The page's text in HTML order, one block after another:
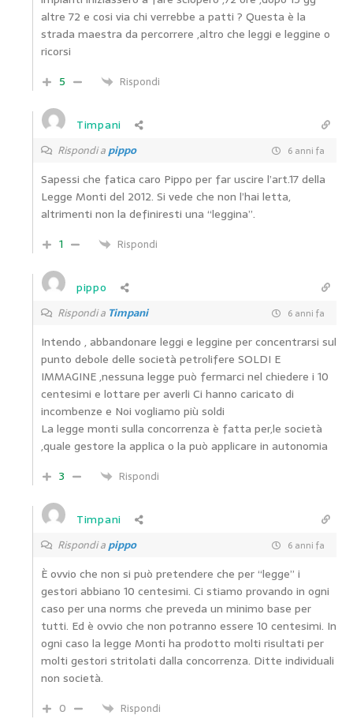
altre 72 e cosi via chi verrebbe a patti ? Questa è la
strada maestra da percorrere ,altro che leggi e leggine o
ricorsi
5
Rispondi
Timpani
Rispondi apippo 6 anni fa
Sapessi che fatica caro Pippo per far uscire l’art.17 della
Legge Monti del 2012. Si vede che non l’hai letta,
altrimenti non la definiresti una “leggina”.
1
Rispondi
pippo
Rispondi a Timpani 6 anni fa
Intendo , abbandonare leggi e leggine per concentrarsi sul
punto debole delle società petrolifere SOLDI E
IMMAGINE ,nessuna legge può fermarci nel chiedere i 10
centesimi e lottare per averli Ci hanno caricato di
incombenze e Noi vogliamo più soldi
La legge monti sulla concorrenza è fatta per,le società
,quale gestore la applica o la può applicare in autonomia
3
Rispondi
Timpani
Rispondi apippo 6 anni fa
È ovvio che non si può pretendere che per “legge” i
gestori abbiano 10 centesimi. Ci stiamo provando in ogni
caso per una norms che preveda un minimo base per
tutti. Ed è ovvio che non potranno essere 10 centesimi. In
ogni caso la legge Monti ha prodotto molti risultati per
molti gestori stritolati dalla concorrenza. Ditte individuali
non società.
0
Rispondi